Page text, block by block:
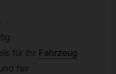
für Ihr Fahrzeug
fair